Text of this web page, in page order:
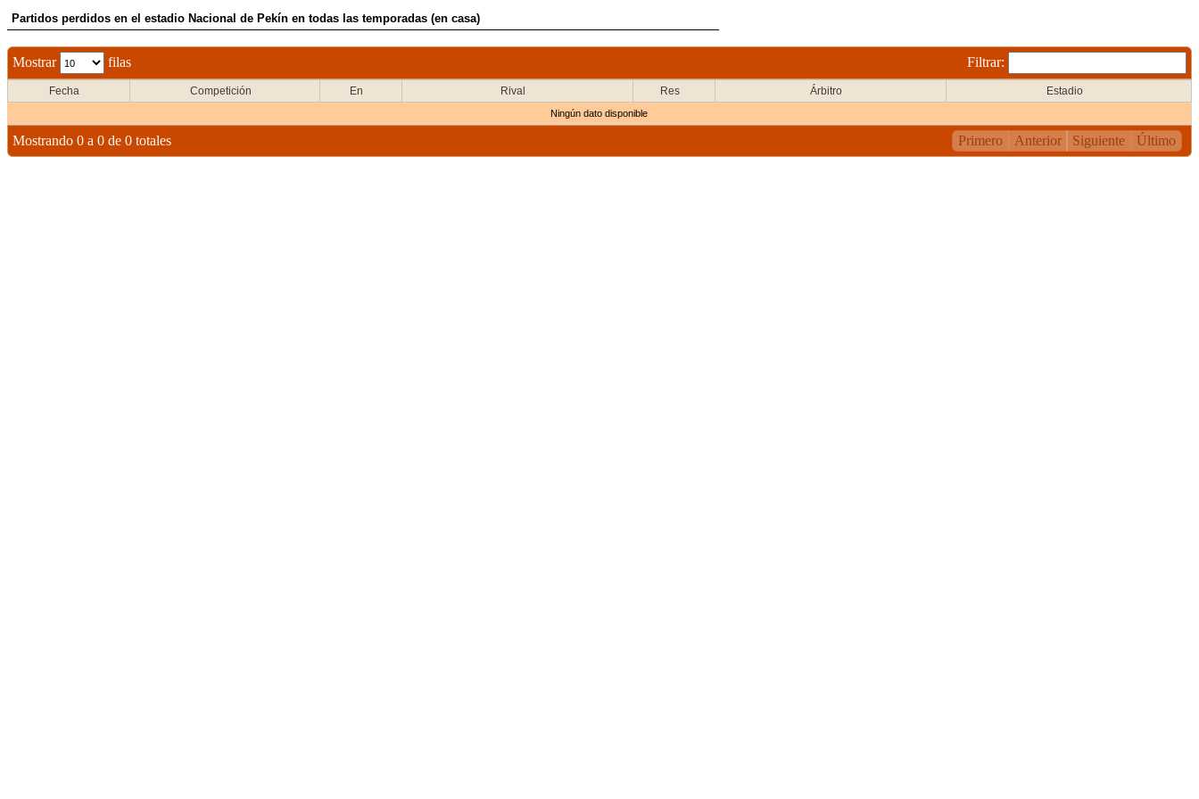
Partidos perdidos en el estadio Nacional de Pekín en todas las temporadas (en casa)
Mostrar filas Filtrar:
Fecha Competición En Rival Res Árbitro Estadio
Ningún dato disponible
Mostrando 0 a 0 de 0 totales Primero Anterior Siguiente Último